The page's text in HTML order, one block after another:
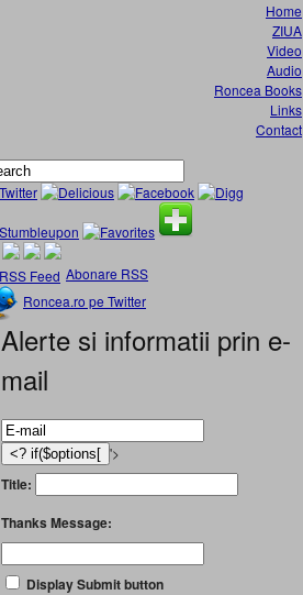
Home
ZIUA
Video
Audio
Roncea Books
Links
Contact
Abonare RSS
Roncea.ro pe Twitter
Alerte si informatii prin e-
mail
'>
Title:
Thanks Message:
Display Submit button